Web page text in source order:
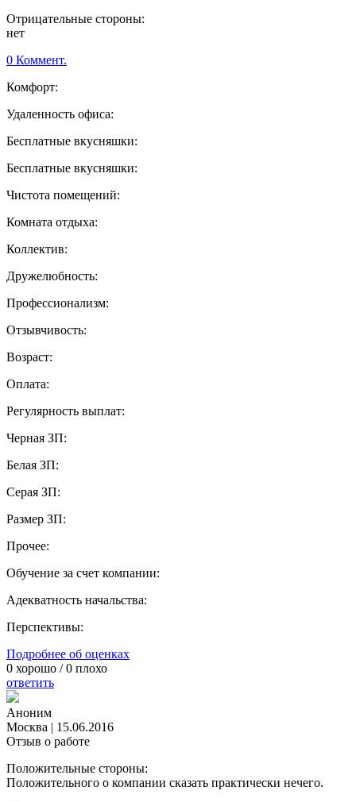
Отрицательные стороны:
нет
0 Коммент.
Комфорт:
Удаленность офиса:
Бесплатные вкусняшки:
Бесплатные вкусняшки:
Чистота помещений:
Комната отдыха:
Коллектив:
Дружелюбность:
Профессионализм:
Отзывчивость:
Возраст:
Оплата:
Регулярность выплат:
Черная ЗП:
Белая ЗП:
Серая ЗП:
Размер ЗП:
Прочее:
Обучение за счет компании:
Адекватность начальства:
Перспективы:
Подробнее об оценках
0 хорошо /0 плохо
ответить
Аноним
Москва | 15.06.2016
Отзыв о работе
Положительные стороны:
Положительного о компании сказать практически нечего.